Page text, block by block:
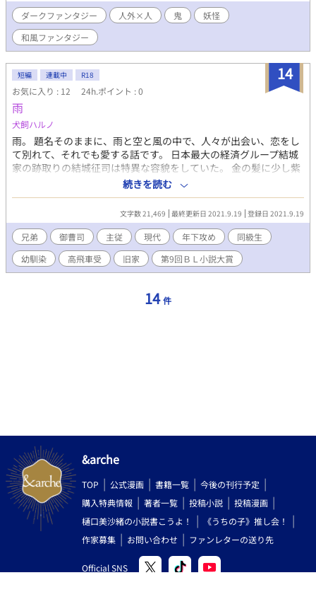
を変えることとなった凄惨な事件の、七日前の世界だった。 己の
「始まり」と向き合うことを強いられる朱華。 過去のあさきとの
邂逅、未来への祈り、そして無言の別れ―― 時を越え、繰り返さ
れる因果の中で、彼らが選び取る「未来」とは。 交錯する記憶と
宿命の果てに、朱華とあさきが辿り着く、 静かなる永遠の一頁
――。 闇を祓い、縁を結ぶ―― 薬師たちの戦いは、いま終焉へと
向かう。 原作：croe（黒絵屋） croe氏は創作仲間で、世界観の原
作者となります。 今作のキャラクターや設定、物語は狐花真凪に
よる一次創作です。 ◆本作は他媒体（書籍・Pixiv）でも公開して
います。 本掲載分ではキスなどの身体的接触や暗転表現を含みま
すが、直接的な成人向け描写は含まれていません。 Pixivでは一部
シーンをサンプルとして掲載しています。 書籍版には、加筆した
成人向け描写を含みます。
ダークファンタジー 人外×人 鬼
妖怪
和風ファンタジー
14
短編 連載中 R18
お気に入り : 12 24h.ポイント : 0
雨
犬飼ハルノ
雨。 題名そのままに、雨と空と風の中で、人々が出会い、恋をし
て別れて、それでも愛する話です。 日本最大の経済グループ結城
家の跡取りの結城征司は特異な容貌をしていた。 金の髪に少し紫
がかった青い瞳。 複雑な出生でありながらカリスマ性は高く、十
代半ばから一族の期待を一身に背負っている。 そんな彼は、同級
生の木下蒼とひそかな恋をははぐくんでいた。 しかし、しがらみ
からそれを断ち切ることを決断する。 (以前、ブログでSSとして
書き連ねたもので、バラバラな状態なので一つにまとめこちらに
上げます) 超絶初期の作品たちですが、すでに私の性癖・主従の従
者攻め、高飛車な受が存在しています。 性癖怖い。 【おしなが
き】 『雨』・・・征司の急死後の妻と息子たち、そして秘書の高
遠が秘書として遭遇。 三角関係。 『梅雨』・・・
暁彦 ・・・ 征司の長男。次期総帥。 團 征也 ・・・
暁彦の１０歳下異父弟。３歳の頃に母とともに除籍。 團 孝
子 ・・・ 暁彦と征也の母。夫の死去と共に結城を除籍。
高遠 忍 ・・・ 高遠の次男。暁彦直属秘書。 高
遠 沙織 ・・・ 高遠の娘。欧米地区担当秘書。 毛利 力
斗 ・・・ 顧問弁護士毛利氏の１人息子。暁彦と同輩。法務担
当秘書。 ※ HP、pixiv、エブリスタ、なろうに掲載中。 編集つ
いでに久々に全て並べて読み返してみたら、壮大な大風呂敷物語
の超絶匂わせSS集でした・・・。 なんてこと。 いつか、きっ
と・・・。 この人たちの物語もきちんと書きたいです…。
続きを読む
文字数 21,469 最終更新日 2021.9.19 登録日 2021.9.19
兄弟 御曹司 主従 現代 年下攻め
同級生
幼馴染
高飛車受 旧家 第9回ＢＬ小説大賞
14 件
&arche
TOP 公式漫画 書籍一覧
今後の刊行予定
購入特典情報
著者一覧 投稿小説
投稿漫画
樋口美沙緒の小説書こうよ！
《うちの子》推し会！
作家募集
お問い合わせ ファンレターの送り先
Official SNS